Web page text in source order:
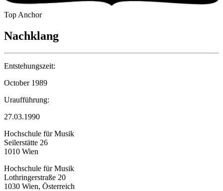
Top Anchor
Nachklang
Entstehungszeit:
October 1989
Uraufführung:
27.03.1990
Hochschule für Musik
Seilerstätte 26
1010 Wien
Hochschule für Musik
Lothringerstraße 20
1030 Wien, Österreich